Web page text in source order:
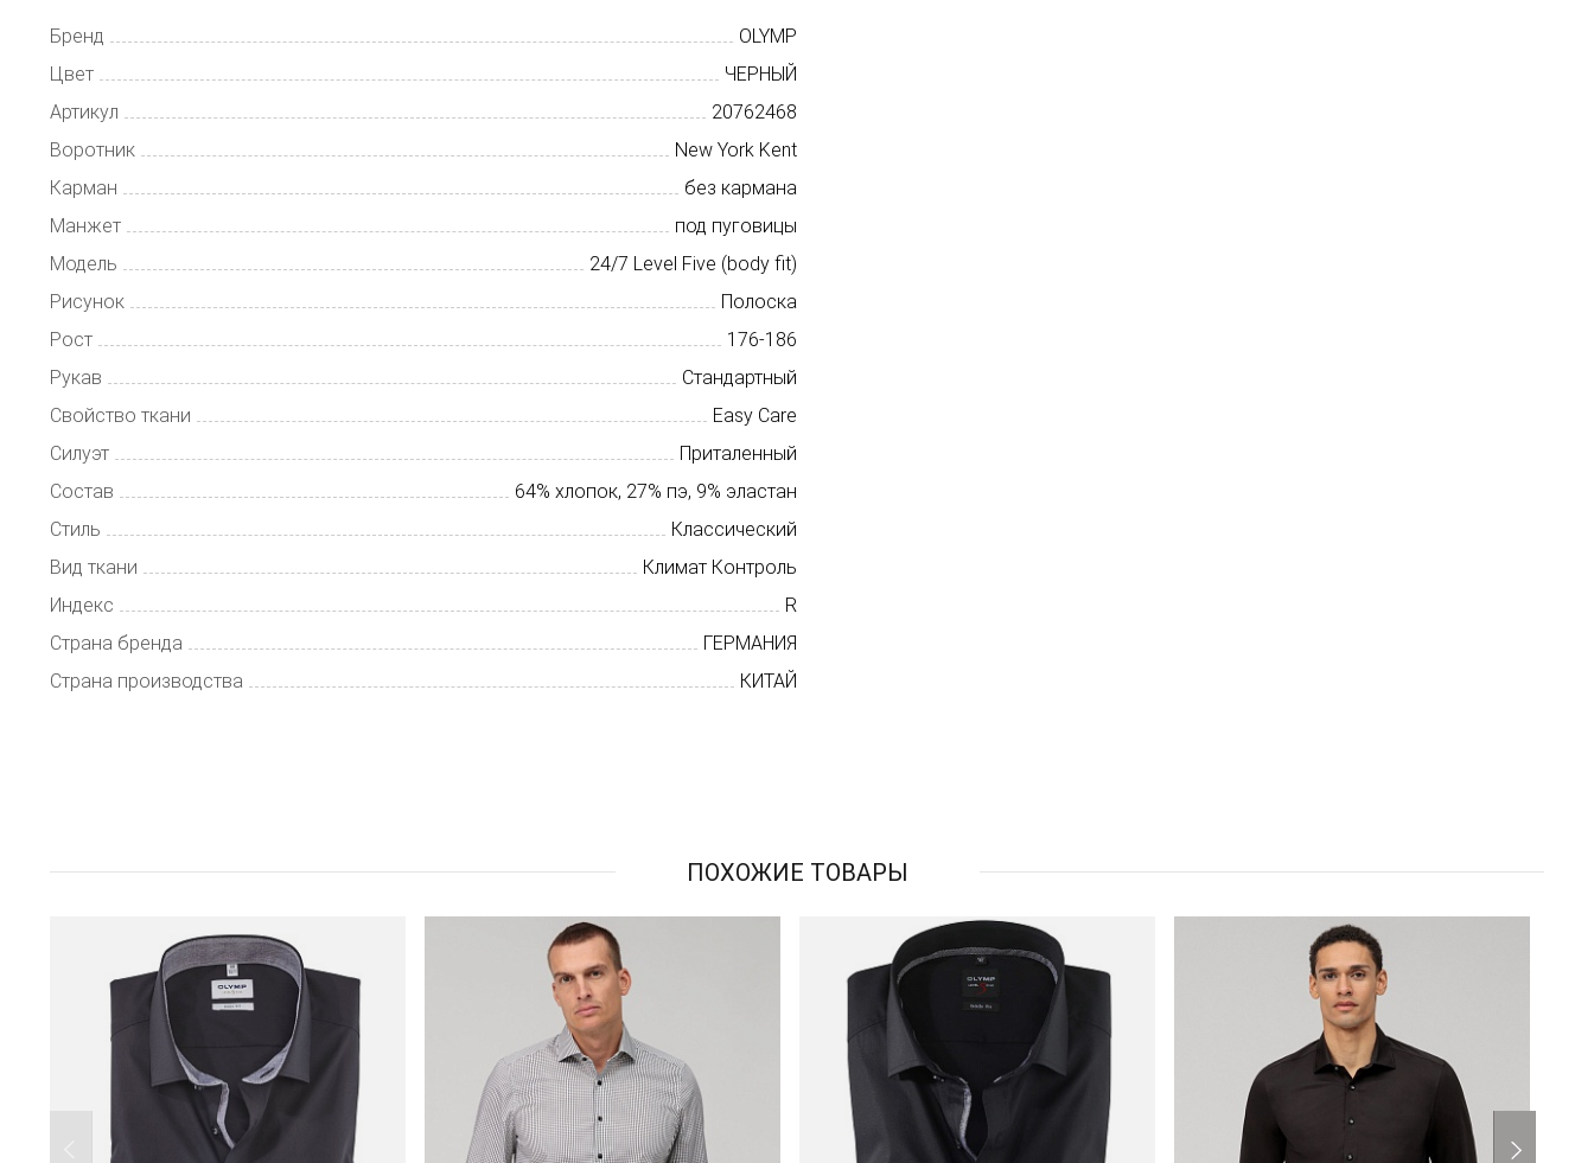
Бренд
OLYMP
Цвет
ЧЕРНЫЙ
Артикул
20762468
Воротник
New York Kent
Карман
без кармана
Манжет
под пуговицы
Модель
24/7 Level Five (body fit)
Рисунок
Полоска
Рост
176-186
Рукав
Стандартный
Свойство ткани
Easy Care
Силуэт
Приталенный
Состав
64% хлопок, 27% пэ, 9% эластан
Стиль
Классический
Вид ткани
Климат Контроль
Индекс
R
Страна бренда
ГЕРМАНИЯ
Страна производства
КИТАЙ
ПОХОЖИЕ ТОВАРЫ